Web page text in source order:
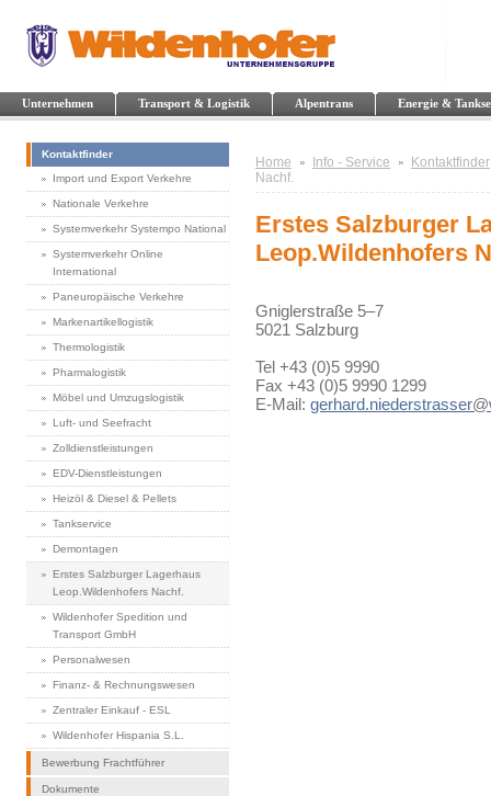
Unternehmen Transport & Logistik Alpentrans Energie &
Kontaktfinder
Import und Export Verkehre
Nationale Verkehre
Systemverkehr Systempo National
Systemverkehr Online
International
Paneuropäische Verkehre
Markenartikellogistik
Thermologistik
Pharmalogistik
Möbel und Umzugslogistik
Luft- und Seefracht
Zolldienstleistungen
EDV-Dienstleistungen
Heizöl & Diesel & Pellets
Tankservice
Demontagen
Erstes Salzburger Lagerhaus
Leop.Wildenhofers Nachf.
Wildenhofer Spedition und
Transport GmbH
Personalwesen
Finanz- & Rechnungswesen
Zentraler Einkauf - ESL
Wildenhofer Hispania S.L.
Bewerbung Frachtführer
Dokumente
Home Info - Service
Kontaktfinder
Nachf.
Erstes Salzburger
Leop.Wildenhofers
Gniglerstraße 5–7
5021 Salzburg
Tel +43 (0)5 9990
Fax +43 (0)5 9990 1299
E-Mail: gerhard.niederstrasser@